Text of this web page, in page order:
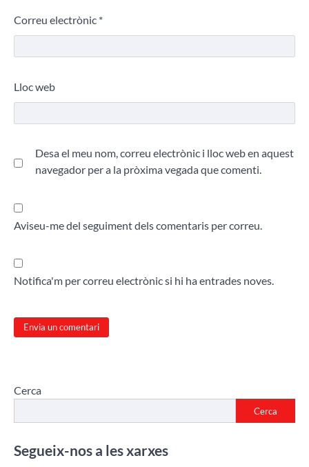
Correu electrònic *
Lloc web
Desa el meu nom, correu electrònic i lloc web en aquest
navegador per a la pròxima vegada que comenti.
Aviseu-me del seguiment dels comentaris per correu.
Notifica'm per correu electrònic si hi ha entrades noves.
Cerca
Cerca
Segueix-nos a les xarxes